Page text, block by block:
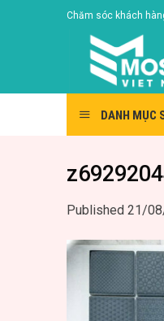
Chăm sóc khách
DANH MỤC
Published 21/